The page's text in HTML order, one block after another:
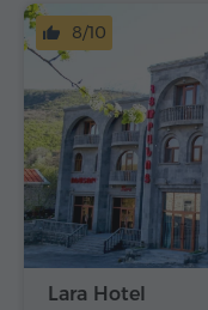
Lara Hotel
8/10